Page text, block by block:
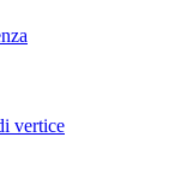
vertice